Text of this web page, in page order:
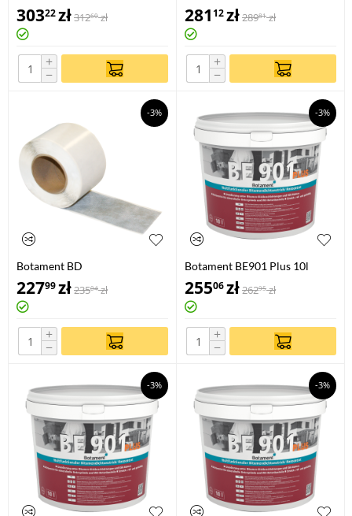
HORIZONTAL
30322zł31260 zł
+
−
VERTIKAL
281 12zł28981 zł
+
−
-3%
Botament BD
22799zł23504 zł
+
−
-3%
Botament BE901 Plus 10l
25506zł26295 zł
+
−
-3% -3%